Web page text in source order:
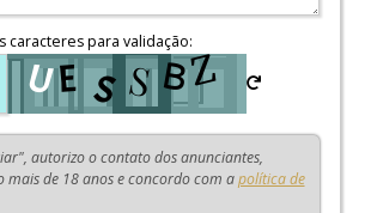
caracteres para validação:
autorizo o contato dos anunciantes,
mais de 18 anos e concordo com apolítica de